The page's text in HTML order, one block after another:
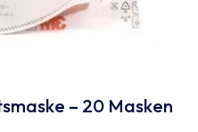
– 20 Masken